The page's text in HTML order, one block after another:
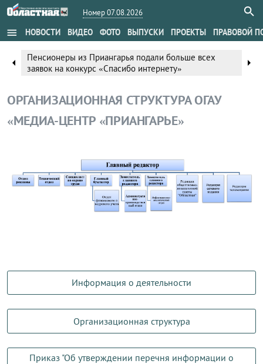
Номер 07.08.2026
menu НОВОСТИ ВИДЕО ФОТО ВЫПУСКИ ПРОЕКТЫ ПРАВОВОЙ
arrow_left
Пенсионеры из Приангарья подали больше всех
заявок на конкурс «Спасибо интернету»
arrow_right
ОРГАНИЗАЦИОННАЯ СТРУКТУРА ОГАУ
«МЕДИА-ЦЕНТР «ПРИАНГАРЬЕ»
Информация о деятельности
Организационная структура
Приказ "Об утверждении перечня информации о